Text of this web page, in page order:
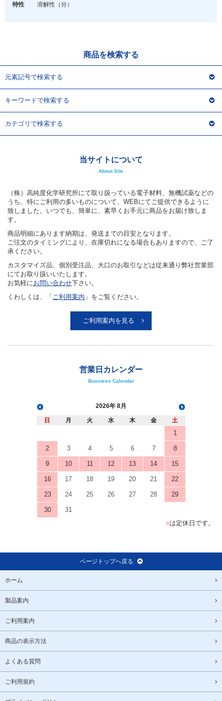
特性
溶解性（分）
商品を検索する
元素記号で検索する
キーワードで検索する
カテゴリで検索する
当サイトについて
About Site
（株）高純度化学研究所にて取り扱っている電子材料、無機試薬などの
うち、特にご利用の多いものについて、WEBにてご提供できるように
致しました。いつでも、簡単に、素早くお手元に商品をお届け致しま
す。
商品明細にあります納期は、発送までの目安となります。
ご注文のタイミングにより、在庫切れになる場合もありますので、ご了
承ください。
カスタマイズ品、個別受注品、大口のお取引などは従来通り弊社営業部
にてお取り扱いいたします。
お気軽にお問い合わせ下さい。
くわしくは、「 ご利用案内 」をご覧ください。
ご利用案内を見る
営業日カレンダー
Business Calendar
2026 8月
日 月 火 水 木 金 土
1
2 3 4 5 6 7 8
9 10 11 12 13 14 15
16 17 18 19 20 21 22
23 24 25 26 27 28 29
30
31
■は定休日です。
ページトップへ戻る
ホーム
製品案内
ご利用案内
商品の表示方法
よくある質問
ご利用規約